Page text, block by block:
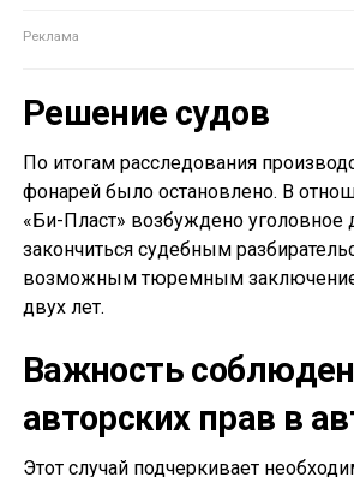
Решение судов
По итогам расследования
фонарей было остановлено. В
«Би-Пласт» возбуждено уголовное
закончиться судебным
возможным тюремным
двух лет.
Важность
авторских прав в
Этот случай подчеркивает